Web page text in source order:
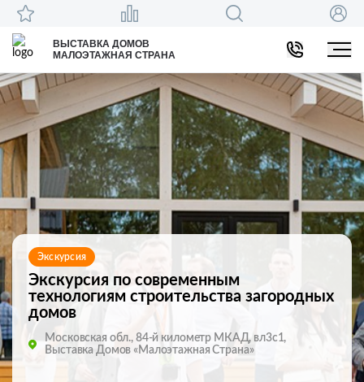
ВЫСТАВКА ДОМОВ
МАЛОЭТАЖНАЯ СТРАНА
Экскурсия
Экскурсия по современным
технологиям строительства загородных
домов
Московская обл., 84-й километр МКАД, вл3с1,
Выставка Домов «Малоэтажная Страна»